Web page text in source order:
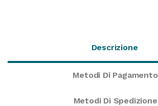
Descrizione
Metodi Di Pagamento
Metodi Di Spedizione